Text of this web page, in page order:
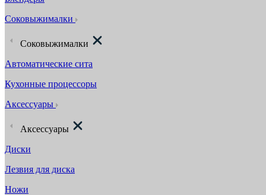
Соковыжималки
Соковыжималки
Автоматические сита
Кухонные процессоры
Аксессуары
Аксессуары
Диски
Лезвия для диска
Ножи